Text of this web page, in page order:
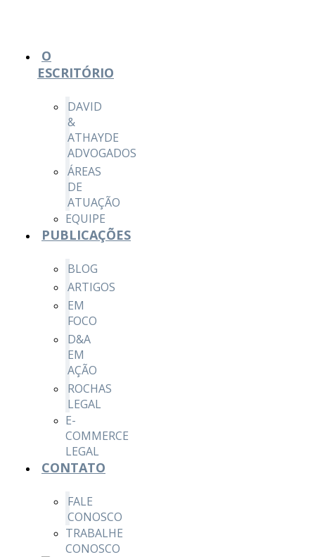
O
ESCRITÓRIO
DAVID
&
ATHAYDE
ADVOGADOS
ÁREAS
DE
ATUAÇÃO
EQUIPE
PUBLICAÇÕES
BLOG
ARTIGOS
EM
FOCO
D&A
EM
AÇÃO
ROCHAS
LEGAL
E-
COMMERCE
LEGAL
CONTATO
FALE
CONOSCO
TRABALHE
CONOSCO